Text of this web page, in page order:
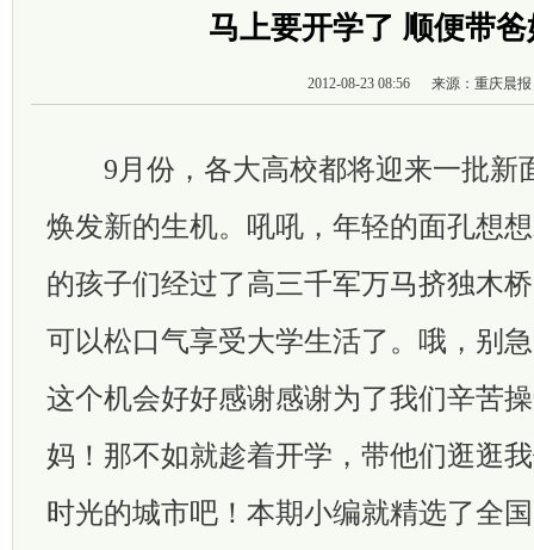
马上要开学了 顺便带
2012-08-23 08:56 来源：重庆晨报
9月份，各大高校都将迎来一批新
焕发新的生机。吼吼，年轻的面孔想
的孩子们经过了高三千军万马挤独木
可以松口气享受大学生活了。哦，别
这个机会好好感谢感谢为了我们辛苦
妈！那不如就趁着开学，带他们逛逛
时光的城市吧！本期小编就精选了全